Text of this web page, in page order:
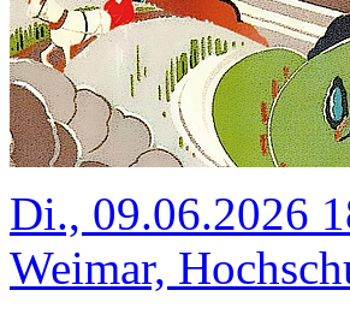
Di., 09.06.2026
Weimar,